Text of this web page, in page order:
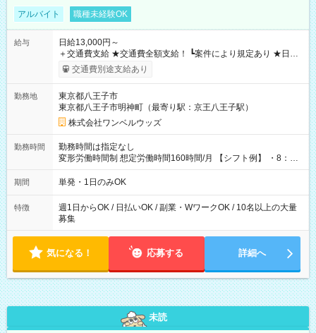
アルバイト 職種未経験OK
給与
日給13,000円～
＋交通費支給 ★交通費全額支給！ ┗案件により規定あり ★日払
いOK！（規定あり） ┗働いたその日に現金GET♪ お仕事後はコ
ンビニATMから 日払い分を引き落とせます！ 【試用期間】試
交通費別途支給あり
勤務地
東京都八王子市
東京都八王子市明神町（最寄り駅：京王八王子駅）
株式会社ワンベルウッズ
勤務時間
勤務時間は指定なし
変形労働時間制 想定労働時間160時間/月 【シフト例】 ・8：00
～21：00
期間 単発・1日のみOK
特徴
週1日からOK / 日払いOK / 副業・WワークOK / 10名以上の大量
募集
気になる！ 応募する 詳細へ
未読